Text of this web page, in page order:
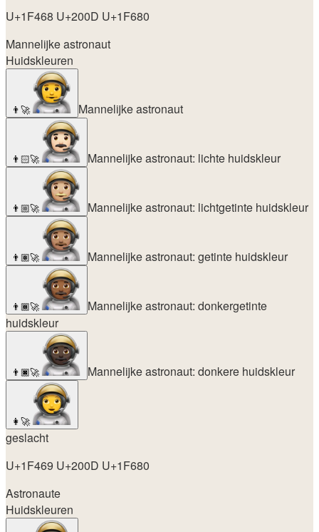
U+1F468 U+200D U+1F680
Mannelijke astronaut
Huidskleuren
👨‍🚀 Mannelijke astronaut
👨🏻‍🚀 Mannelijke astronaut: lichte huidskleur
👨🏼‍🚀 Mannelijke astronaut: lichtgetinte huidskleur
👨🏽‍🚀 Mannelijke astronaut: getinte huidskleur
👨🏾‍🚀
Mannelijke astronaut: donkergetinte
huidskleur
👨🏿‍🚀 Mannelijke astronaut: donkere huidskleur
👩‍🚀
geslacht
U+1F469 U+200D U+1F680
Astronaute
Huidskleuren